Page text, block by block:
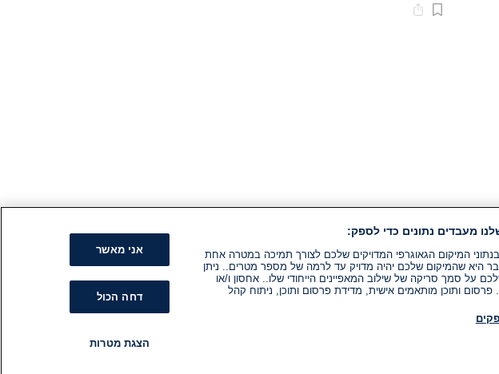
מעבדים נתונים כדי לספק:
בנתוני המיקום הגאוגרפי המדויקים שלכם לצורך תמיכה במטרה אחת
היא שהמיקום שלכם יהיה מדויק עד לרמה של מספר מטרים.. ניתן
על סמך סריקה של שילוב המאפיינים הייחודי שלו.. אחסון ו/או
ותוכן מותאמים אישית, מדידת פרסום ותוכן, ניתוח קהל
אני מאשר
דחה הכול
הצגת מטרות